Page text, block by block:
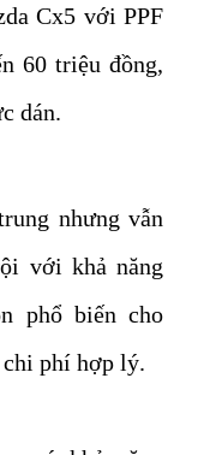
Cx5 với PPF
60 triệu đồng,
dán.
nhưng vẫn
với khả năng
phổ biến cho
phí hợp lý.